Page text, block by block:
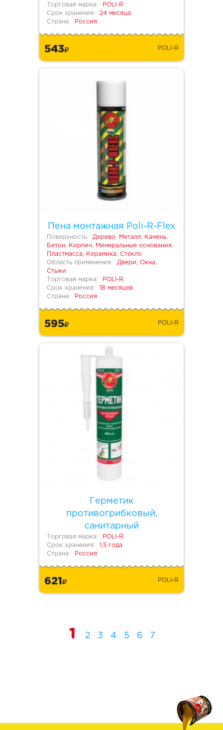
Торговая марка:
POLI-R
Срок хранения:
24 месяца
Страна:
Россия
543 POLI-R
Пена монтажная Poli-R-Flex
Поверхность:
Дерево, Металл, Камень,
Бетон, Кирпич, Минеральные основания,
Пластмасса, Керамика, Стекло
Область применения:
Двери, Окна,
Стыки
Торговая марка:
POLI-R
Срок хранения:
18 месяцев
Страна:
Россия
595 POLI-R
Герметик
противогрибковый,
санитарный
Торговая марка:
POLI-R
Срок хранения:
1,5 года
Страна:
Россия
621 POLI-R
1 2 3 4 5 6 7